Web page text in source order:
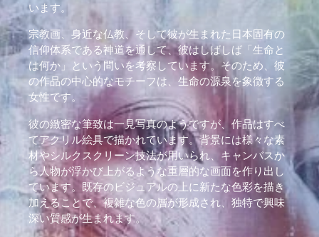
います。
宗教画、身近な仏教、そして彼が生まれた日本固有の
信仰体系である神道を通して、彼はしばしば「生命と
は何か」という問いを考察しています。そのため、彼
の作品の中心的なモチーフは、生命の源泉を象徴する
女性です。
彼の緻密な筆致は一見写真のようですが、作品はすべ
てアクリル絵具で描かれています。背景には様々な素
材やシルクスクリーン技法が用いられ、キャンバスか
ら人物が浮かび上がるような重層的な画面を作り出し
ています。既存のビジュアルの上に新たな色彩を描き
加えることで、複雑な色の層が形成され、独特で興味
深い質感が生まれます。